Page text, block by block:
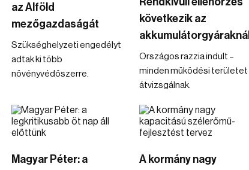
az Alföld
mezőgazdaságát
Szükséghelyzeti engedélyt
adtak ki több
növényvédőszerre.
következik az
akkumulátorgyáraknál
Országos razzia indult –
minden működési területet
átvizsgálnak.
Magyar Péter: a
A kormány nagy